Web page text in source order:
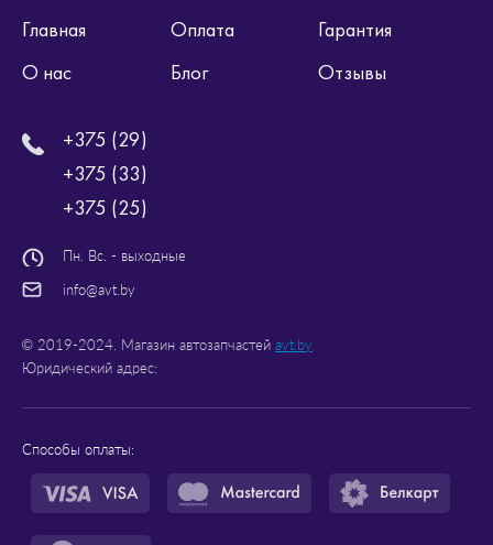
Главная Оплата
Гарантия
О нас
Блог Отзывы
+375 (29)
+375 (33)
+375 (25)
Пн. Вс. - выходные
info@avt.by
© 2019-2024. Магазин автозапчастей avt.by
Юридический адрес:
Способы оплаты: